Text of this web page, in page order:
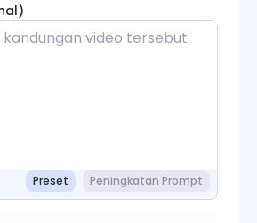
Preset Peningkatan Prompt